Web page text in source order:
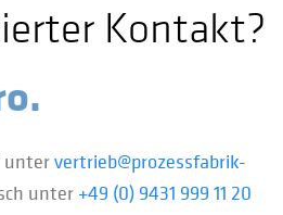
Kontakt?
untervertrieb@prozessfabrik-
unter +49 (0) 9431 999 11 20